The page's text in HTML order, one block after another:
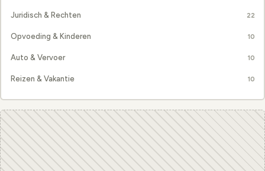
Juridisch & Rechten 22
Opvoeding & Kinderen 10
Auto & Vervoer 10
Reizen & Vakantie 10